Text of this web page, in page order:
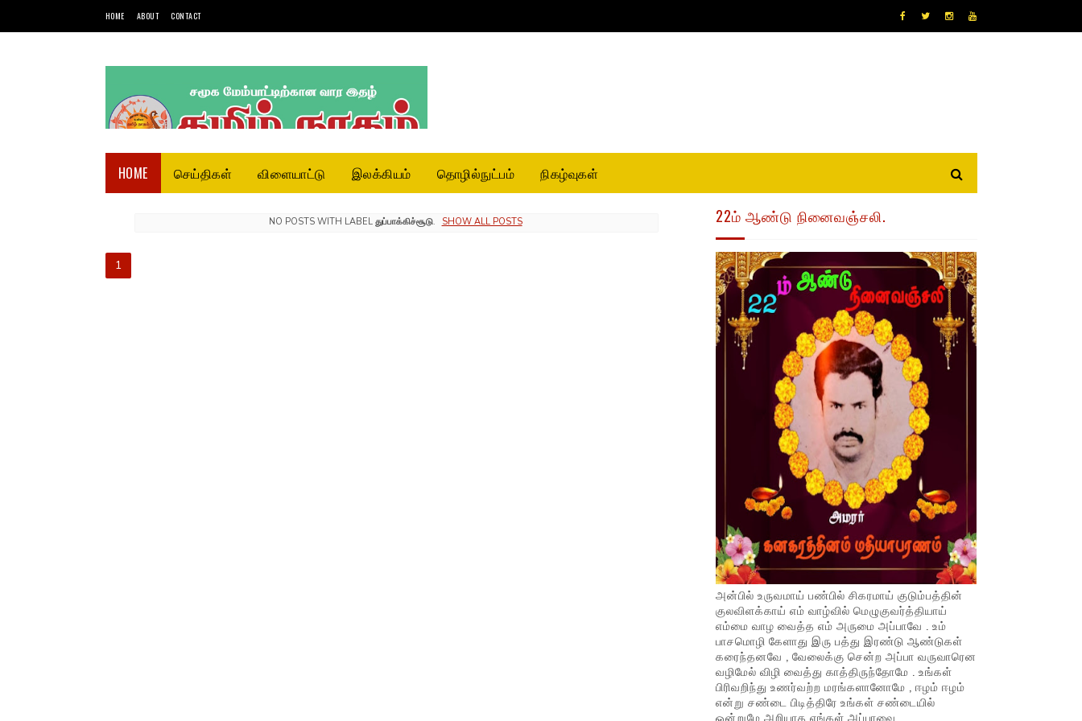
HOME ABOUT CONTACT
HOME செய்திகள் விளையாட்டு இலக்கியம் தொழில்நுட்பம் நிகழ்வுகள்
NO POSTS WITH LABELதுப்பாக்கிச்சூடு. SHOW ALL POSTS
1
22ம் ஆண்டு நினைவஞ்சலி.
அன்பில் உருவமாய் பண்பில் சிகரமாய் குடும்பத்தின்
குலவிளக்காய் எம் வாழ்வில் மெழுகுவர்த்தியாய்
எம்மை வாழ வைத்த எம் அருமை அப்பாவே . உம்
பாசமொழி கேளாது இரு பத்து இரண்டு ஆண்டுகள்
கரைந்தனவே , வேலைக்கு சென்ற அப்பா வருவாரென
வழிமேல் விழி வைத்து காத்திருந்தோமே . உங்கள்
பிரிவறிந்து உணர்வற்ற மரங்களானோமே , ஈழம் ஈழம்
என்று சண்டை பிடித்திரே உங்கள் சண்டையில்
ஒன்றுமே அறியாத எங்கள் அப்பாவை